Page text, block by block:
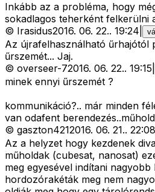
Inkább az a probléma, hogy
sokadlagos teherként felkerülni
© Irasidus2016. 06. 22.. 19:24
Az újrafelhasználható űrhajótól
űrszemét... Jaj.
© overseer-72016. 06. 22.. 19:15
minek ennyi űrszemét ?
kommunikáció?.. már minden
van odafent berendezés..műhold
© gaszton4212016. 06. 21.. 22:08
Az a helyzet hogy kezdenek
műholdak (cubesat, nanosat)
meg egyesével indítani
hordozórakéták meg nem